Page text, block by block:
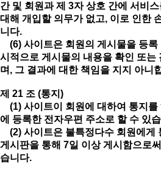
간 및 회원과 제 3자 상호 간에 서비
대해 개입할 의무가 없고, 이로 인한
니다.
(6) 사이트은 회원의 게시물을 등록
시적으로 게시물의 내용을 확인 또는
며, 그 결과에 대한 책임을 지지 아니
제 21 조 (통지)
(1) 사이트이 회원에 대하여 통지를
에 등록한 전자우편 주소로 할 수 있
(2) 사이트은 불특정다수 회원에게
게시판을 통해 7일 이상 게시함으로
습니다.